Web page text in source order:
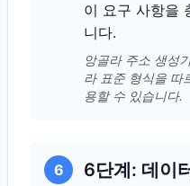
이 요구 사항을
니다.
앙골라 주소 생성
라 표준 형식을 따
용할 수 있습니다.
6 6단계: 데이